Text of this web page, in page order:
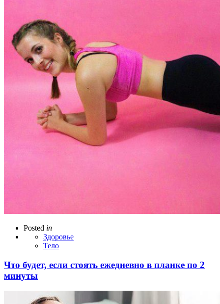
Posted in
Здоровье
Тело
Что будет, если стоять ежедневно в планке по 2
минуты